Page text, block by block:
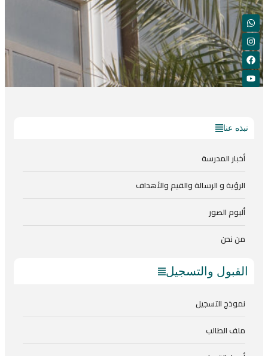
نبذه عنا
أخبار المدرسة
الرؤية و الرسالة والقيم والأهداف
ألبوم الصور
من نحن
القبول والتسجيل
نموذج التسجيل
ملف الطالب